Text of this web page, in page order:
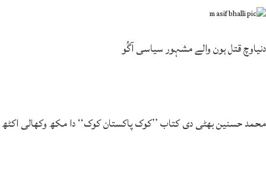
دنیاوچ قتل ہون والے مشہور سیاسی آگُو
محمد حسنین بھٹی دی کتاب ’’کوک پاکستان کوک‘‘ دا مکھ وکھالی اکٹھ